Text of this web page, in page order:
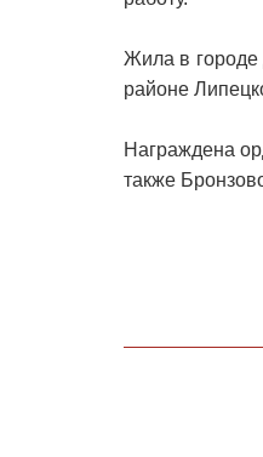
Жила в городе
районе
Награждена
также